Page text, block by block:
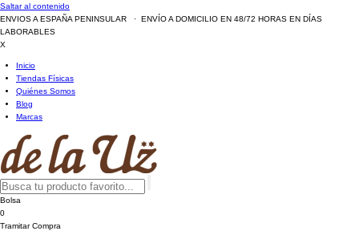
Saltar al contenido
ENVIOS A ESPAÑA PENINSULAR · ENVÍO A DOMICILIO EN 48/72 HORAS EN DÍAS
LABORABLES
X
Inicio
Tiendas Físicas
Quiénes Somos
Blog
Marcas
Bolsa
0
Tramitar Compra